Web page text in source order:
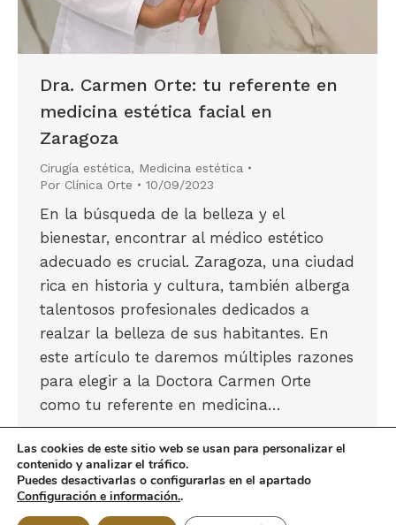
Dra. Carmen Orte: tu referente en
medicina estética facial en
Zaragoza
Cirugía estética, Medicina estética
Por Clínica Orte 10/09/2023
En la búsqueda de la belleza y el
bienestar, encontrar al médico estético
adecuado es crucial. Zaragoza, una ciudad
rica en historia y cultura, también alberga
talentosos profesionales dedicados a
realzar la belleza de sus habitantes. En
este artículo te daremos múltiples razones
para elegir a la Doctora Carmen Orte
como tu referente en medicina…
Las cookies de este sitio web se usan para personalizar el
contenido y analizar el tráfico.
Puedes desactivarlas o configurarlas en el apartado
Configuración e información..